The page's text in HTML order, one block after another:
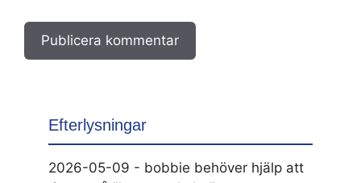
Efterlysningar
2026-05-09 - bobbie behöver hjälp att